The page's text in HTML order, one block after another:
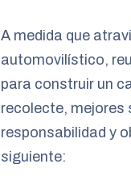
A medida que
automovilístico,
para construir un
recolecte, mejores
responsabilidad y
siguiente: